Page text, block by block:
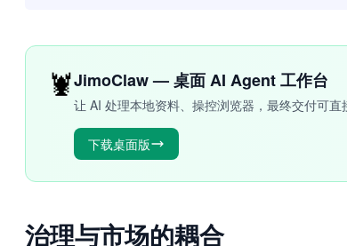
🦞JimoClaw — 桌面 AI Agent 工作台
让 AI 处理本地资料、操控浏览器，最终交付可直
下载桌面版
治理与市场的耦合